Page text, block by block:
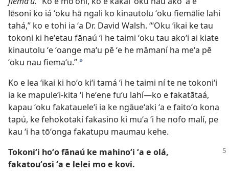
lēsoni ko iá ʻoku hā ngali ko kinautolu ʻoku fiemālie lahi
tahá,” ko e tohi ia ʻa Dr. David Walsh. “ʻOku ʻikai ke tau
tokoni ki heʻetau fānaú ʻi he taimi ʻoku tau akoʻi ai kiate
kinautolu ʻe ʻoange maʻu pē ʻe he māmaní ha meʻa pē
ʻoku nau fiemaʻu.” a
Ko e lea ʻikai ki hoʻo kiʻi tamá ʻi he taimi ní te ne tokoniʻi
ia ke mapuleʻi-kita ʻi heʻene fuʻu lahí​—ko e fakatātaá,
kapau ʻoku fakataueleʻi ia ke ngāueʻaki ʻa e faitoʻo kona
tapú, ke fehokotaki fakasino ki muʻa ʻi he nofo malí, pe
kau ʻi ha tōʻonga fakatupu maumau kehe.
Tokoniʻi hoʻo fānaú ke mahinoʻi ʻa e olá,
fakatouʻosi ʻa e lelei mo e kovi.